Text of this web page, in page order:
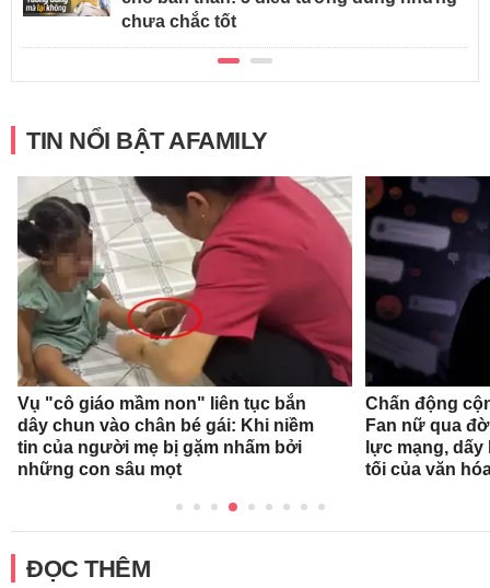
chưa chắc tốt
TIN NỔI BẬT AFAMILY
Vụ "cô giáo mầm non" liên tục bắn
dây chun vào chân bé gái: Khi niềm
tin của người mẹ bị gặm nhấm bởi
những con sâu mọt
Chấn động
Fan nữ qua
lực mạng,
tối của văn
ĐỌC THÊM